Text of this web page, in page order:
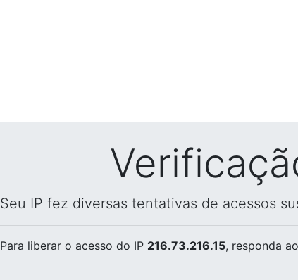
Seu IP fez diversas tentativas de acessos
Para liberar o acesso do IP 216.73.216.15, responda